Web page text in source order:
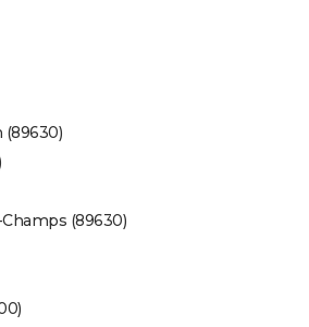
(89630)
(89630)